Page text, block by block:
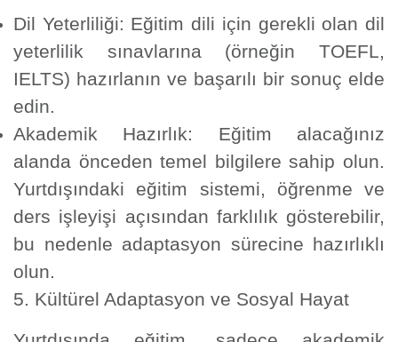
Dil Yeterliliği: Eğitim dili için gerekli olan dil
yeterlilik sınavlarına (örneğin TOEFL,
IELTS) hazırlanın ve başarılı bir sonuç elde
edin.
Akademik Hazırlık: Eğitim alacağınız
alanda önceden temel bilgilere sahip olun.
Yurtdışındaki eğitim sistemi, öğrenme ve
ders işleyişi açısından farklılık gösterebilir,
bu nedenle adaptasyon sürecine hazırlıklı
olun.
5. Kültürel Adaptasyon ve Sosyal Hayat